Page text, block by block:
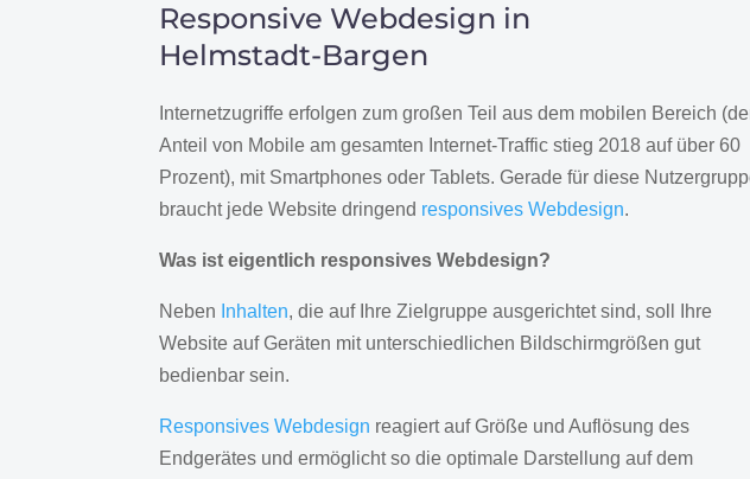
Responsive Webdesign in
Helmstadt-Bargen
Internetzugriffe erfolgen zum großen Teil aus dem mobilen Bereich
Anteil von Mobile am gesamten Internet-Traffic stieg 2018 auf über 60
Prozent), mit Smartphones oder Tablets. Gerade für diese
braucht jede Website dringend responsives Webdesign.
Was ist eigentlich responsives Webdesign?
Neben Inhalten, die auf Ihre Zielgruppe ausgerichtet sind, soll Ihre
Website auf Geräten mit unterschiedlichen Bildschirmgrößen gut
bedienbar sein.
Responsives Webdesign reagiert auf Größe und Auflösung des
Endgerätes und ermöglicht so die optimale Darstellung auf dem